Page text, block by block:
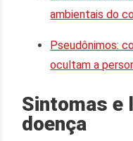
ambientais do
Pseudônimos:
ocultam a
Sintomas e
doença